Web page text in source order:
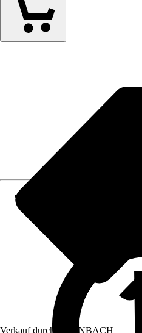
Verkauf durch: HORNBACH